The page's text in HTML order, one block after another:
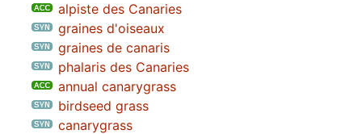
alpiste des Canaries
graines d'oiseaux
graines de canaris
phalaris des Canaries
annual canarygrass
birdseed grass
canarygrass